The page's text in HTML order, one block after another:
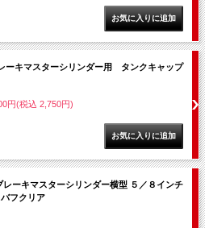
ーキマスターシリンダー用 タンクキャップ
円(税込 2,750円)
レーキマスターシリンダー横型 ５／８インチ
フクリア